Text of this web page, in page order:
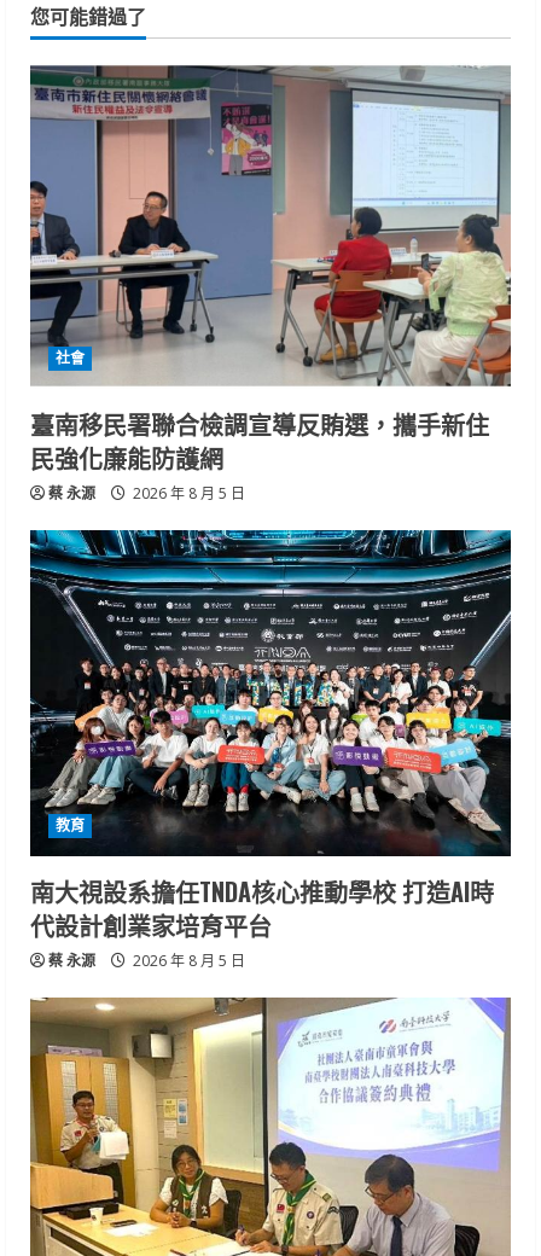
您可能錯過了
社會
臺南移民署聯合檢調宣導反賄選，攜手新住
民強化廉能防護網
蔡 永源 2026 年 8 月 5 日
教育
南大視設系擔任TNDA核心推動學校 打造AI時
代設計創業家培育平台
蔡 永源 2026 年 8 月 5 日